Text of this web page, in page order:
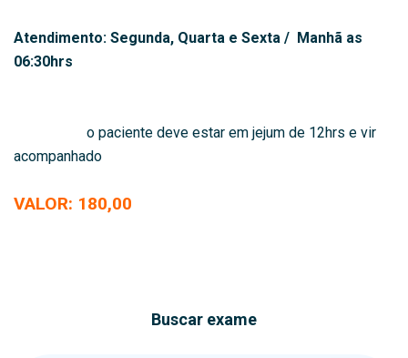
Atendimento: Segunda, Quarta e Sexta / Manhã as
06:30hrs
o paciente deve estar em jejum de 12hrs e vir
acompanhado
VALOR: 180,00
Buscar exame